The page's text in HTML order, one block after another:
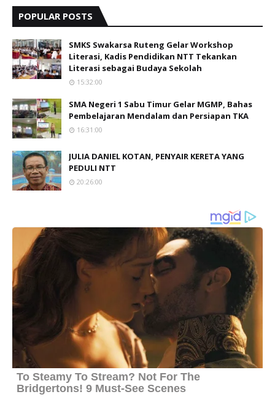
POPULAR POSTS
SMKS Swakarsa Ruteng Gelar Workshop
Literasi, Kadis Pendidikan NTT Tekankan
Literasi sebagai Budaya Sekolah
15:32:00
SMA Negeri 1 Sabu Timur Gelar MGMP, Bahas
Pembelajaran Mendalam dan Persiapan TKA
16:31:00
JULIA DANIEL KOTAN, PENYAIR KERETA YANG
PEDULI NTT
20:26:00